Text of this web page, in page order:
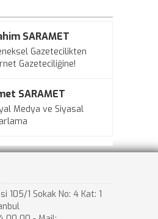
SARAMET
Gazetecilikten
Gazeteciliğine!
SARAMET
Medya ve Siyasal
105/1 Sokak No: 4 Kat: 1